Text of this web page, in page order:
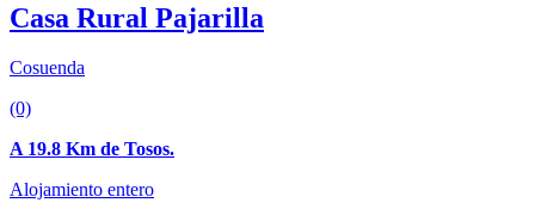
Casa Rural Pajarilla
Cosuenda
(0)
A 19.8 Km de Tosos.
Alojamiento entero